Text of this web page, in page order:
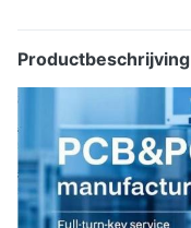
Productbeschrijving